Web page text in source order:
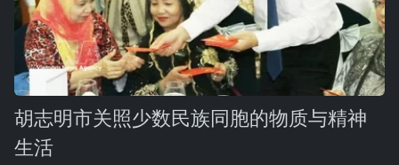
胡志明市关照少数民族同胞的物质与精神
生活